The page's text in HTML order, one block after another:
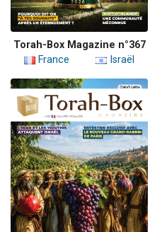
Torah-Box Magazine n°367
France
Israël